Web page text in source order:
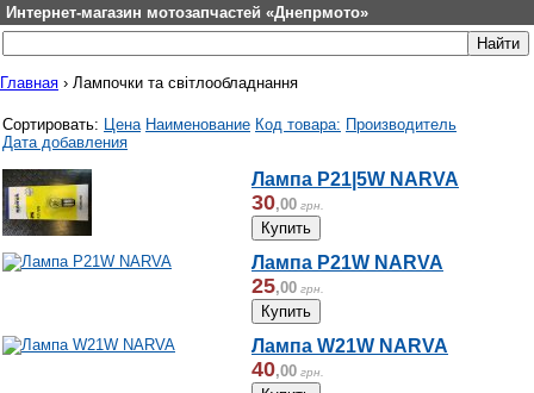
Интернет-магазин мотозапчастей «Днепрмото»
Главная › Лампочки та світлообладнання
Сортировать: Цена Наименование Код товара: Производитель
Дата добавления
Лампа P21|5W NARVA
30,00 грн.
Лампа P21W NARVA
25,00 грн.
Лампа W21W NARVA
40,00 грн.